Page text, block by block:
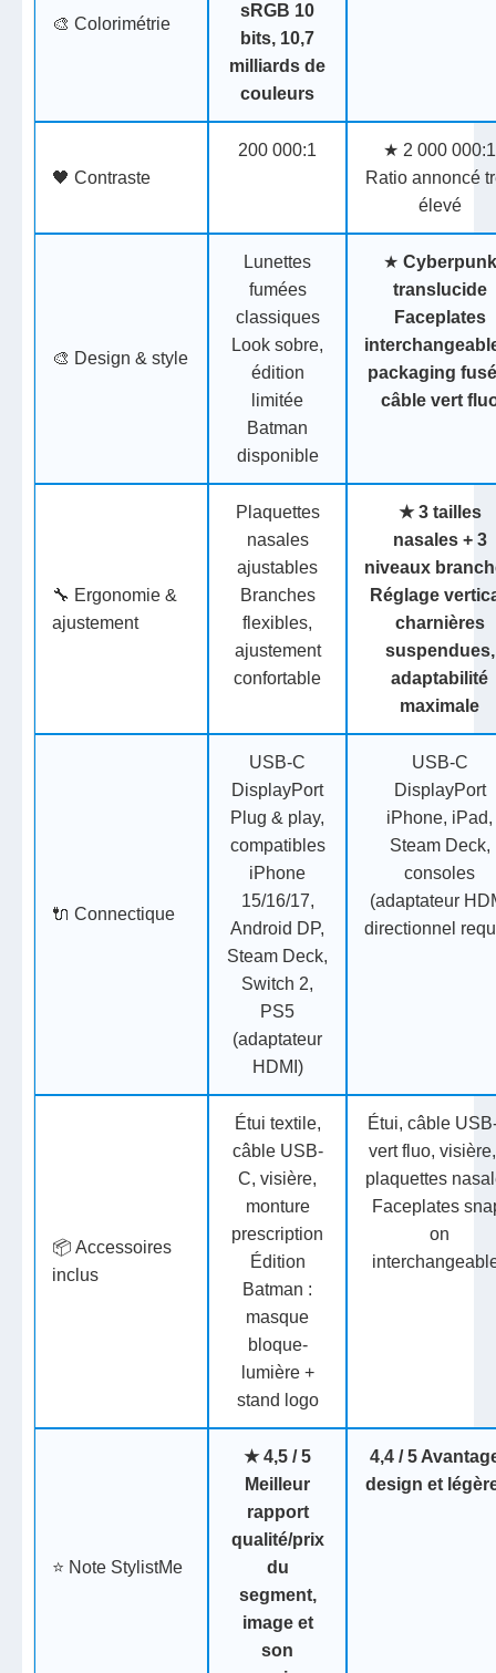
🎨 Colorimétrie
sRGB 10
bits, 10,7
milliards de
couleurs
🖤 Contraste
200 000:1 ★2 000 000:1
Ratio annoncé
élevé
🎨 Design & style
Lunettes
fumées
classiques
Look sobre,
édition
limitée
Batman
disponible
★ Cyberpunk
translucide
Faceplates
packaging
câble vert
🔧 Ergonomie &
ajustement
Plaquettes
nasales
ajustables
Branches
flexibles,
ajustement
confortable
★3 tailles
nasales + 3
niveaux
Réglage
charnières
suspendues,
adaptabilité
maximale
🔌 Connectique
USB-C
DisplayPort
Plug & play,
compatibles
iPhone
15/16/17,
Android DP,
Steam Deck,
Switch 2,
PS5
(adaptateur
HDMI)
USB-C
DisplayPort
iPhone, iPad,
Steam Deck,
consoles
(adaptateur
directionnel
📦 Accessoires
inclus
Étui textile,
câble USB-
C, visière,
monture
prescription
Édition
Batman :
masque
bloque-
lumière +
stand logo
Étui, câble
vert fluo,
plaquettes
Faceplates
on
⭐ Note StylistMe
★4,5 / 5
Meilleur
rapport
qualité/prix
du
segment,
image et
son
4,4 / 5
design et